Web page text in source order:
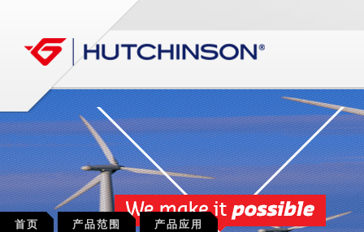
首页 产品范围 产品应用